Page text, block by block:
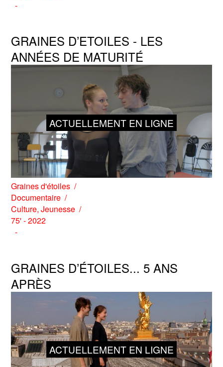
GRAINES D’ETOILES - LES
ANNÉES DE MATURITÉ
ACTUELLEMENT EN LIGNE
Graines d'étoiles
Documentaire
Culture,Jeunesse
75' - 2022
GRAINES D’ÉTOILES... 5 ANS
APRÈS
ACTUELLEMENT EN LIGNE